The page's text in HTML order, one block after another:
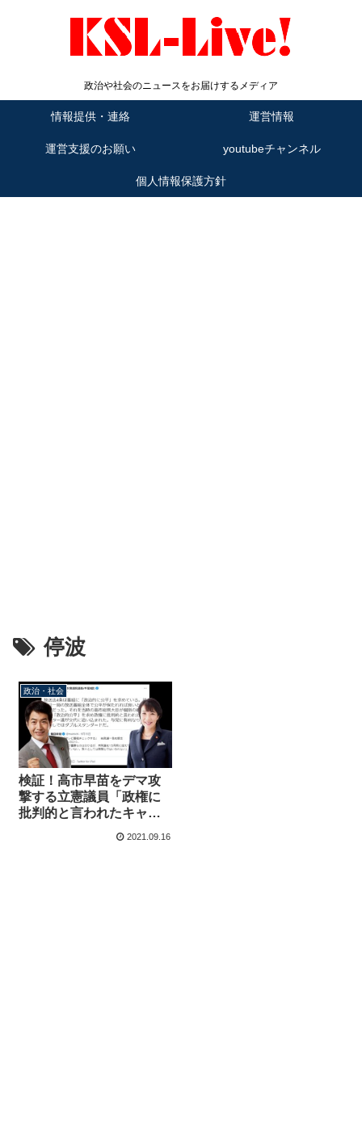
政治や社会のニュースをお届けするメディア
情報提供・連絡 運営情報
運営支援のお願い youtubeチャンネル
個人情報保護方針
停波
政治・社会
検証！高市早苗をデマ攻
撃する立憲議員「政権に
批判的と言われたキャス
れた」→証拠は？のツッ
2021.09.16